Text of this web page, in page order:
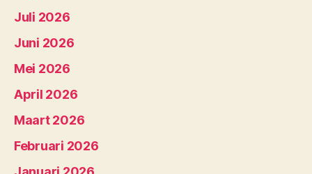
Juli 2026
Juni 2026
Mei 2026
April 2026
Maart 2026
Februari 2026